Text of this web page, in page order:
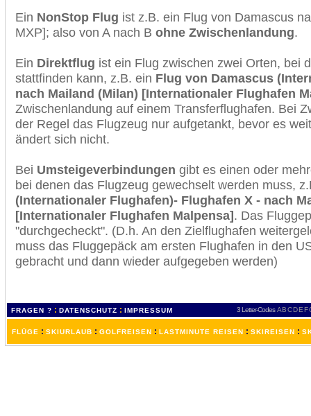
Ein NonStop Flug ist z.B. ein Flug von Damascus
MXP]; also von A nach B ohne Zwischenlandung.
Ein Direktflug ist ein Flug zwischen zwei Orten, bei
stattfinden kann, z.B. ein Flug von Damascus
nach Mailand (Milan) [Internationaler Flughafen
Zwischenlandung auf einem Transferflughafen. Bei
der Regel das Flugzeug nur aufgetankt, bevor es
ändert sich nicht.
Bei Umsteigeverbindungen gibt es einen oder
bei denen das Flugzeug gewechselt werden muss,
(Internationaler Flughafen)- Flughafen X - nach
[Internationaler Flughafen Malpensa]. Das
"durchgecheckt". (D.h. An den Zielflughafen
muss das Fluggepäck am ersten Flughafen in den
gebracht und dann wieder aufgegeben werden)
FRAGEN ? : DATENSCHUTZ : IMPRESSUM 3 Letter-Codes ABCDEF
FLÜGE : SKIURLAUB : GOLFREISEN : LASTMINUTE REISEN : SKIREISEN :